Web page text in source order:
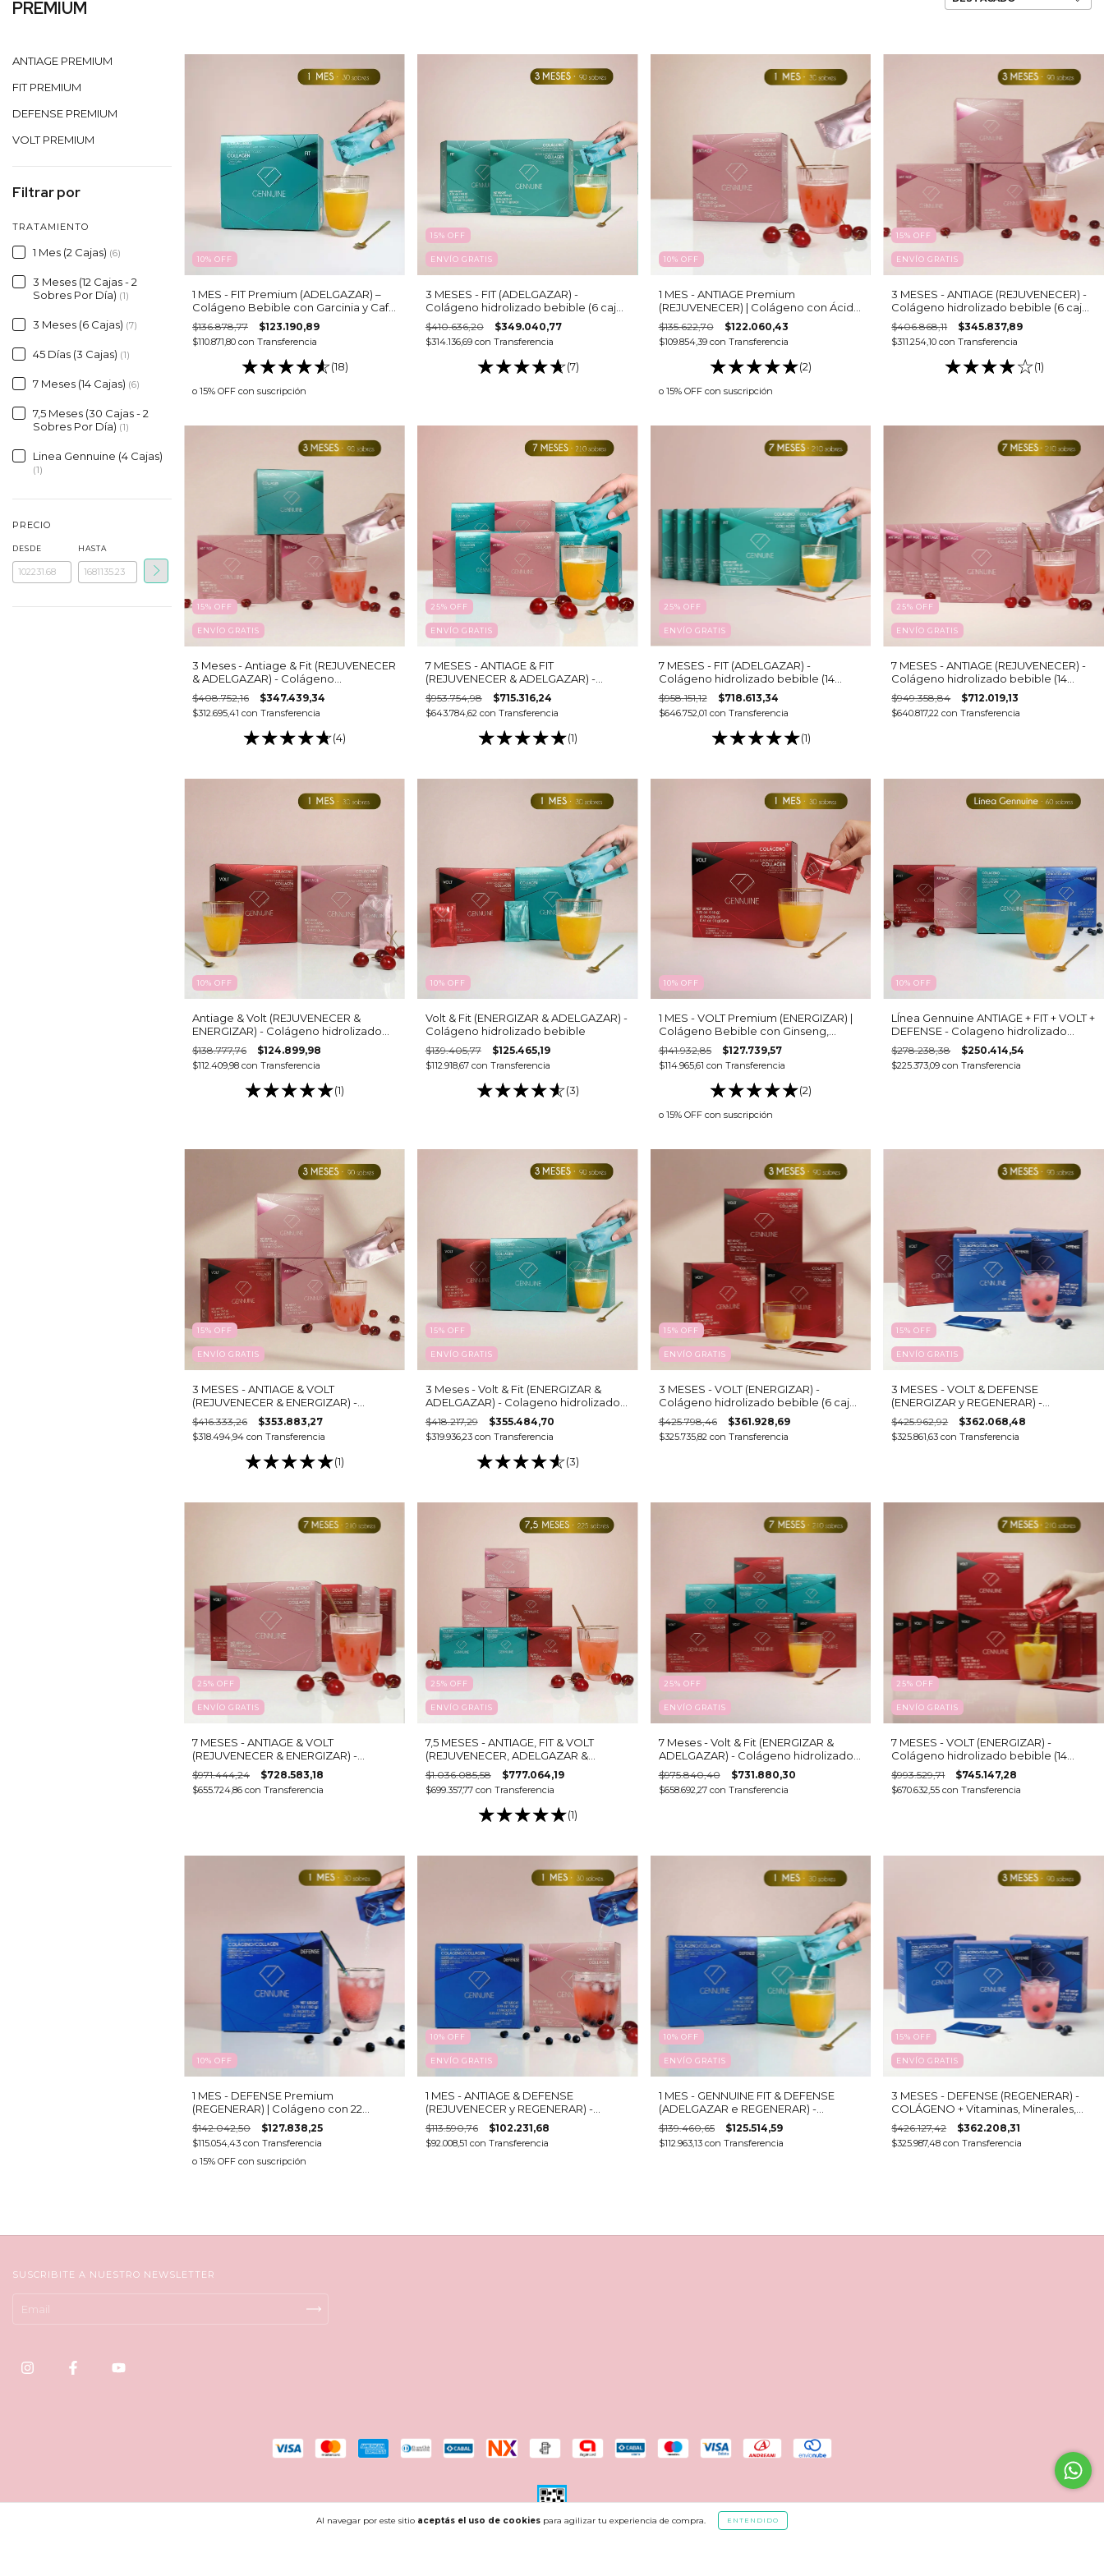
Al navegar por este sitio aceptás el uso de cookies para agilizar tu experiencia de compra. ENTENDIDO
PREMIUM
ANTIAGE PREMIUM
FIT PREMIUM
DEFENSE PREMIUM
VOLT PREMIUM
Filtrar por
TRATAMIENTO
1 Mes (2 Cajas) (6)
3 Meses (12 Cajas - 2
Sobres Por Día) (1)
3 Meses (6 Cajas) (7)
45 Días (3 Cajas) (1)
7 Meses (14 Cajas) (6)
7,5 Meses (30 Cajas - 2
Sobres Por Día) (1)
Linea Gennuine (4 Cajas)
(1)
PRECIO
DESDE HASTA
10% OFF
1 MES - FIT Premium (ADELGAZAR) –
Colágeno Bebible con Garcinia y Café
Verde para Control de Peso y
Saciedad
$136.878,77 $123.190,89
$110.871,80 con Transferencia
(18)
o 15% OFF con suscripción
15% OFF
ENVÍO GRATIS
3 MESES - FIT (ADELGAZAR) -
Colágeno hidrolizado bebible (6 cajas
- 15 sobres c/u)
$410.636,20 $349.040,77
$314.136,69 con Transferencia
(7)
10% OFF
1 MES - ANTIAGE Premium
(REJUVENECER) | Colágeno con Ácido
Hialurónico y Luteína
$135.622,70 $122.060,43
$109.854,39 con Transferencia
(2)
o 15% OFF con suscripción
15%OFF
ENVÍO GRATIS
3 MESES - ANTIAGE (REJUVENECER) -
Colágeno hidrolizado bebible (6 cajas
- 15 sobres c/u)
$406.868,11 $345.837,89
$311.254,10con Transferencia
(1)
15% OFF
ENVÍO GRATIS
3 Meses - Antiage & Fit (REJUVENECER
& ADELGAZAR) - Colágeno
hidrolizado bebible
$408.752,16 $347.439,34
$312.695,41 con Transferencia
(4)
25% OFF
ENVÍO GRATIS
7 MESES - ANTIAGE & FIT
(REJUVENECER & ADELGAZAR) -
Colágeno hidrolizado bebible
$953.754,98 $715.316,24
$643.784,62 con Transferencia
(1)
25% OFF
ENVÍO GRATIS
7 MESES - FIT (ADELGAZAR) -
Colágeno hidrolizado bebible (14
cajas - 15 sobres c/u)
$958.151,12 $718.613,34
$646.752,01 con Transferencia
(1)
25%OFF
ENVÍO GRATIS
7 MESES - ANTIAGE (REJUVENECER) -
Colágeno hidrolizado bebible (14
cajas - 15 sobres c/u)
$949.358,84 $712.019,13
$640.817,22con Transferencia
10% OFF
Antiage & Volt (REJUVENECER &
ENERGIZAR) - Colágeno hidrolizado
bebible
$138.777,76 $124.899,98
$112.409,98 con Transferencia
(1)
10% OFF
Volt & Fit (ENERGIZAR & ADELGAZAR) -
Colágeno hidrolizado bebible
$139.405,77 $125.465,19
$112.918,67 con Transferencia
(3)
10% OFF
1 MES - VOLT Premium (ENERGIZAR) |
Colágeno Bebible con Ginseng,
Guaraná y Ginkgo Biloba para Energía,
Vitalidad y Rendimiento
$141.932,85 $127.739,57
$114.965,61 con Transferencia
(2)
o 15% OFF con suscripción
10%OFF
LÍnea Gennuine ANTIAGE + FIT + VOLT +
DEFENSE - Colageno hidrolizado
bebible y 31 activos
$278.238,38 $250.414,54
$225.373,09con Transferencia
15% OFF
ENVÍO GRATIS
3 MESES - ANTIAGE & VOLT
(REJUVENECER & ENERGIZAR) -
Colágeno hidrolizado bebible
$416.333,26 $353.883,27
$318.494,94 con Transferencia
(1)
15% OFF
ENVÍO GRATIS
3 Meses - Volt & Fit (ENERGIZAR &
ADELGAZAR) - Colageno hidrolizado
bebible
$418.217,29 $355.484,70
$319.936,23 con Transferencia
(3)
15% OFF
ENVÍO GRATIS
3 MESES - VOLT (ENERGIZAR) -
Colágeno hidrolizado bebible (6 cajas
- 15 sobres c/u)
$425.798,46 $361.928,69
$325.735,82 con Transferencia
15%OFF
ENVÍO GRATIS
3 MESES - VOLT & DEFENSE
(ENERGIZAR y REGENERAR) -
Colageno hidrolizado bebible + 27
activos
$425.962,92 $362.068,48
$325.861,63con Transferencia
25% OFF
ENVÍO GRATIS
7 MESES - ANTIAGE & VOLT
(REJUVENECER & ENERGIZAR) -
Colágeno hidrolizado bebible
$971.444,24 $728.583,18
$655.724,86 con Transferencia
25% OFF
ENVÍO GRATIS
7,5 MESES - ANTIAGE, FIT & VOLT
(REJUVENECER, ADELGAZAR &
ENERGIZAR ) - Colágeno hidrolizado
bebible
$1.036.085,58 $777.064,19
$699.357,77 con Transferencia
(1)
25% OFF
ENVÍO GRATIS
7 Meses - Volt & Fit (ENERGIZAR &
ADELGAZAR) - Colágeno hidrolizado
bebible
$975.840,40 $731.880,30
$658.692,27 con Transferencia
25%OFF
ENVÍO GRATIS
7 MESES - VOLT (ENERGIZAR) -
Colágeno hidrolizado bebible (14
cajas - 15 sobres c/u)
$993.529,71 $745.147,28
$670.632,55con Transferencia
10% OFF
1 MES - DEFENSE Premium
(REGENERAR) | Colágeno con 22
activos: Vitaminas, Minerales y Omega
3 para Sistema Inmune, Regeneración
y Recuperación
$142.042,50 $127.838,25
$115.054,43 con Transferencia
o 15% OFF con suscripción
10% OFF
ENVÍO GRATIS
1 MES - ANTIAGE & DEFENSE
(REJUVENECER y REGENERAR) -
Colágeno hidrolizado bebible + 27
activos
$113.590,76 $102.231,68
$92.008,51 con Transferencia
10% OFF
ENVÍO GRATIS
1 MES - GENNUINE FIT & DEFENSE
(ADELGAZAR e REGENERAR) -
Colágeno hidrolizado bebible + 25
activos
$139.460,65 $125.514,59
$112.963,13 con Transferencia
15%OFF
ENVÍO GRATIS
3 MESES - DEFENSE (REGENERAR) -
COLÁGENO + Vitaminas, Minerales,
Aminoacidos, CoQ10, Omega 3 (6
cajas - 15 sobres c/u)
$426.127,42 $362.208,31
$325.987,48con Transferencia
SUSCRIBITE A NUESTRO NEWSLETTER